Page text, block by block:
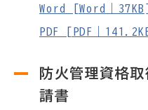
Word [Word｜37KB]
PDF [PDF｜
防火管理資格
請書